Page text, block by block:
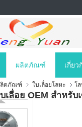
ผลิตภัณฑ์ เกี่ยว
ตภัณฑ์ ใบเลื่อยโลหะ โ
เลื่อย OEM สำหรับ